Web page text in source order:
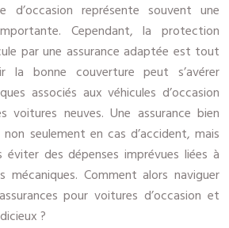
d’occasion représente souvent une
Cependant, la protection
par une assurance adaptée est tout
la bonne couverture peut s’avérer
associés aux véhicules d’occasion
voitures neuves. Une assurance bien
seulement en cas d’accident, mais
des dépenses imprévues liées à
mécaniques. Comment alors naviguer
pour voitures d’occasion et
?